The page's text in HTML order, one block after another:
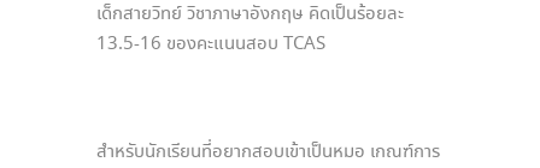
เด็กสายวิทย์ วิชาภาษาอังกฤษ คิดเป็นร้อยละ
13.5-16 ของคะแนนสอบ TCAS
สำหรับนักเรียนที่อยากสอบเข้าเป็นหมอ เกณฑ์การ